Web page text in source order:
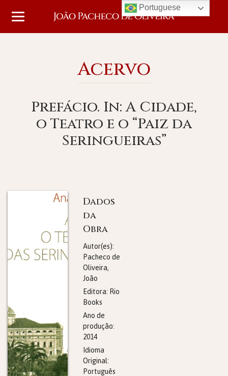
Acervo
Prefácio. In: A Cidade,
o Teatro e o “Paiz da
Seringueiras”
Dados
da
Obra
Autor(es):
Pacheco de
Oliveira,
João
Editora: Rio
Books
Ano de
produção:
2014
Idioma
Original:
Português
Portuguese